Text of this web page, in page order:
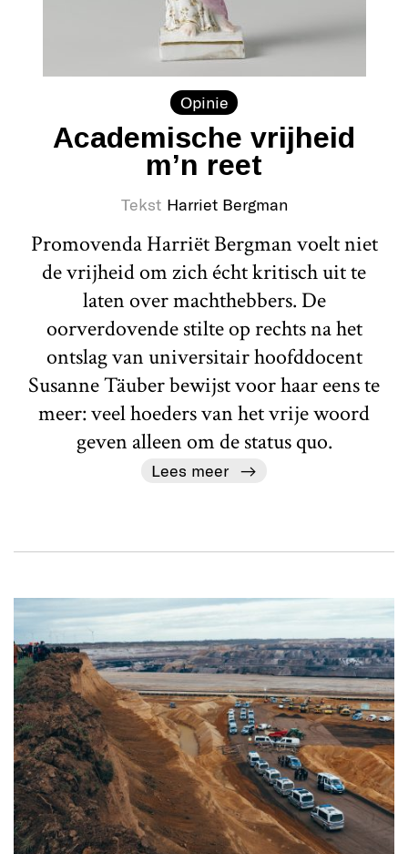
Opinie
Academische vrijheid
m’n reet
Tekst Harriet Bergman
Promovenda Harriët Bergman voelt niet
de vrijheid om zich écht kritisch uit te
laten over machthebbers. De
oorverdovende stilte op rechts na het
ontslag van universitair hoofddocent
Susanne Täuber bewijst voor haar eens te
meer: veel hoeders van het vrije woord
geven alleen om de status quo.
Lees meer